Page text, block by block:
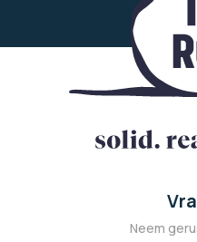
Neem